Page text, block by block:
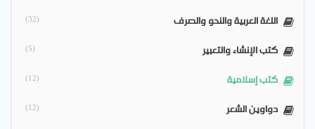
اللغة العربية والنحو والصرف
(32)
كتب الإنشاء والتعبير (5)
كتب إسلامية (12)
دواوين الشعر (12)